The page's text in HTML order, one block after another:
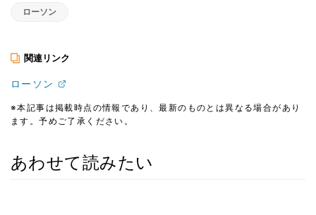
ローソン
関連リンク
ローソン
※本記事は掲載時点の情報であり、最新のものとは異なる場合があり
ます。予めご了承ください。
あわせて読みたい